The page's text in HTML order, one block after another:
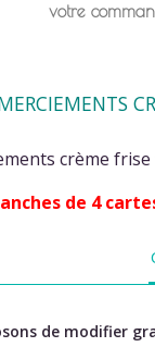
votre
crème
de 4
de modifier